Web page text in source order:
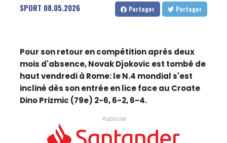
SPORT 08.05.2026 Partager Partager
Pour son retour en compétition après deux
mois d'absence, Novak Djokovic est tombé de
haut vendredi à Rome: le N.4 mondial s'est
incliné dès son entrée en lice face au Croate
Dino Prizmic (79e) 2-6, 6-2, 6-4.
Publicité